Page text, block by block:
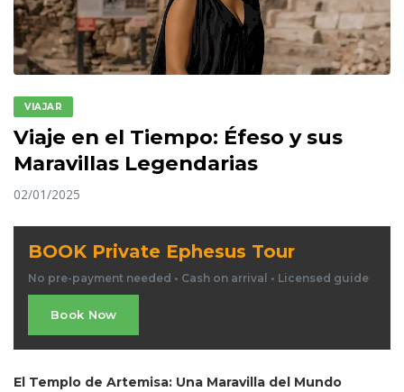
VIAJAR
Viaje en el Tiempo: Éfeso y sus
Maravillas Legendarias
02/01/2025
BOOK Private Ephesus Tour
No pre-payment needed • Cash on arrival • Licensed guide
Book Now
El Templo de Artemisa: Una Maravilla del Mundo